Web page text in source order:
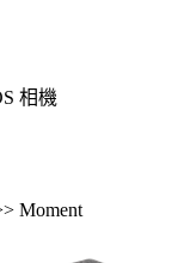
相機
Moment